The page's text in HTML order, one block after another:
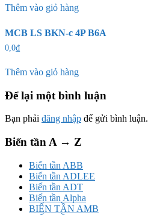
Thêm vào giỏ hàng
MCB LS BKN-c 4P B6A
0,0₫
Thêm vào giỏ hàng
Để lại một bình luận
Bạn phải đăng nhập để gửi bình luận.
Biến tần A → Z
Biến tần ABB
Biến tần ADLEE
Biến tần ADT
Biến tần Alpha
BIẾN TẦN AMB